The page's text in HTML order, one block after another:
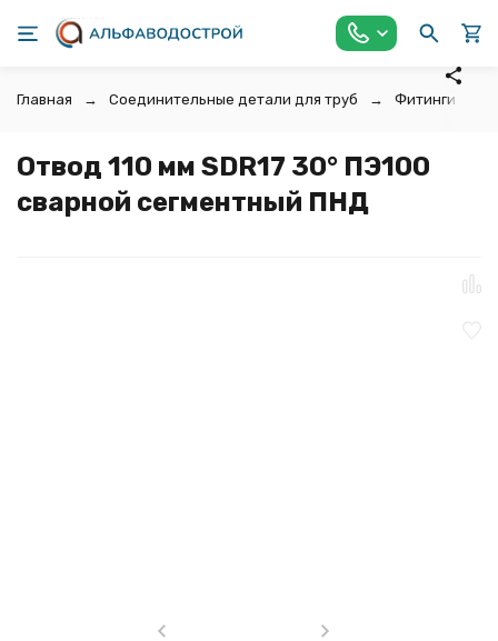
Главная Соединительные детали для труб Фитинги для
Отвод 110 мм SDR17 30° ПЭ100
сварной сегментный ПНД